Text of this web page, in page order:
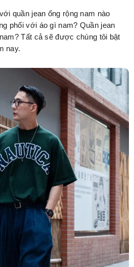
quần jean ống rộng nam nào
phối với áo gì nam? Quần jean
Tất cả sẽ được chúng tôi bật
nay.